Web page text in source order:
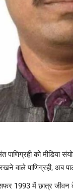
पाणिग्रही को
वाले पाणिग्रही, अब
1993 में छात्र जीवन